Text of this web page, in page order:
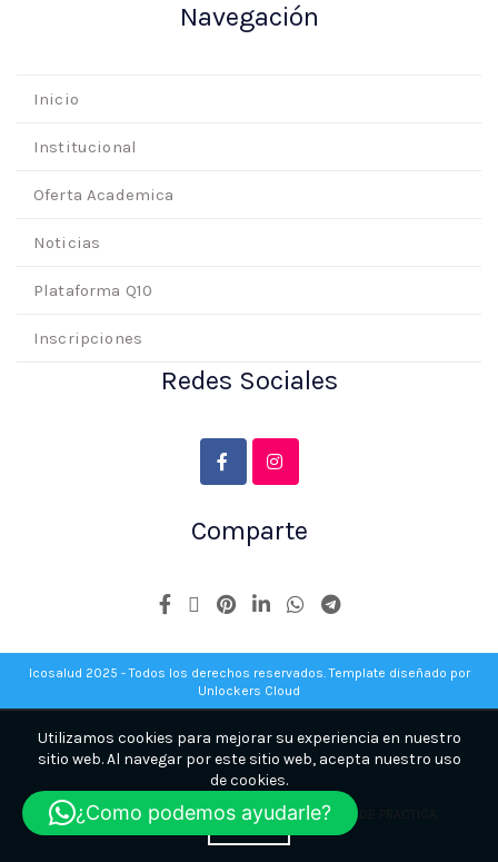
Navegación
Inicio
Institucional
Oferta Academica
Noticias
Plataforma Q10
Inscripciones
Redes Sociales
Comparte
Icosalud 2025 - Todos los derechos reservados. Template diseñado por
Unlockers Cloud
REGLAMENTO INTERNO ICOSALUD -REGLAMENTO DE PRACTICA
¿Como podemos ayudarle?
Utilizamos cookies para mejorar su experiencia en nuestro
sitio web. Al navegar por este sitio web, acepta nuestro uso
de cookies.
ACEPTE